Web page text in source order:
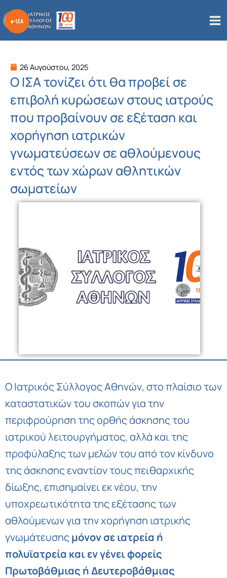
στο
περιεχόμενο
26 Αυγούστου, 2025
Ο ΙΣΑ τονίζει ότι θα προβεί σε
επιβολή κυρώσεων στους ιατρούς
που προβαίνουν σε εξέταση και
χορήγηση ιατρικών
γνωματεύσεων σε αθλούμενους
εντός των χώρων αθλητικών
σωματείων
Ο Ιατρικός Σύλλογος Αθηνών, στο πλαίσιο των
καταστατικών του σκοπών για την
περιφρούρηση της ορθής άσκησης του
ιατρικού λειτουργήματος, αλλά και της
προφύλαξης των μελών του από τον κίνδυνο
της άσκησης εναντίον τους πειθαρχικής
δίωξης, επισημαίνει εκ νέου, την
υποχρεωτικότητα της εξέτασης των
αθλούμενων για την χορήγηση ιατρικής
γνωμάτευσηςμόνον σε ιατρεία ή
πολυϊατρεία και εν γένει φορείς
Πρωτοβάθμιας ή Δευτεροβάθμιας